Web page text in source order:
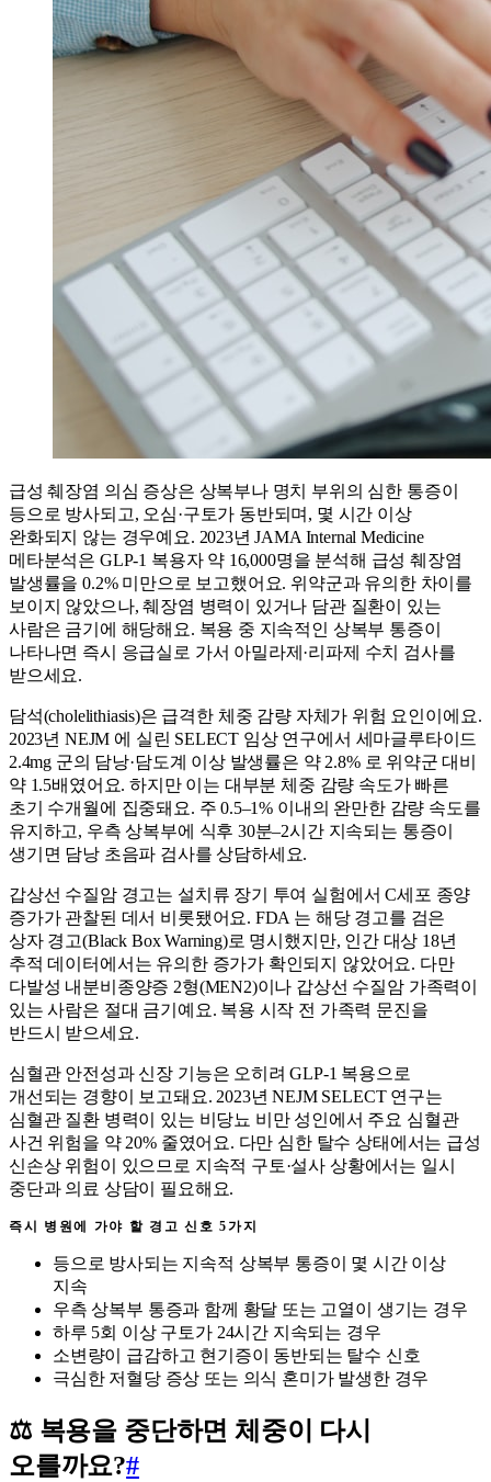
급성 췌장염 의심 증상은 상복부나 명치 부위의 심한 통증이
등으로 방사되고, 오심·구토가 동반되며, 몇 시간 이상
완화되지 않는 경우예요. 2023년 JAMA Internal Medicine
메타분석은 GLP-1 복용자 약 16,000명을 분석해 급성 췌장염
발생률을 0.2% 미만으로 보고했어요. 위약군과 유의한 차이를
보이지 않았으나, 췌장염 병력이 있거나 담관 질환이 있는
사람은 금기에 해당해요. 복용 중 지속적인 상복부 통증이
나타나면 즉시 응급실로 가서 아밀라제·리파제 수치 검사를
받으세요.
담석(cholelithiasis)은 급격한 체중 감량 자체가 위험 요인이에요.
2023년 NEJM 에 실린 SELECT 임상 연구에서 세마글루타이드
2.4mg 군의 담낭·담도계 이상 발생률은 약 2.8% 로 위약군 대비
약 1.5배였어요. 하지만 이는 대부분 체중 감량 속도가 빠른
초기 수개월에 집중돼요. 주 0.5–1% 이내의 완만한 감량 속도를
유지하고, 우측 상복부에 식후 30분–2시간 지속되는 통증이
생기면 담낭 초음파 검사를 상담하세요.
갑상선 수질암 경고는 설치류 장기 투여 실험에서 C세포 종양
증가가 관찰된 데서 비롯됐어요. FDA 는 해당 경고를 검은
상자 경고(Black Box Warning)로 명시했지만, 인간 대상 18년
추적 데이터에서는 유의한 증가가 확인되지 않았어요. 다만
다발성 내분비종양증 2형(MEN2)이나 갑상선 수질암 가족력이
있는 사람은 절대 금기예요. 복용 시작 전 가족력 문진을
반드시 받으세요.
심혈관 안전성과 신장 기능은 오히려 GLP-1 복용으로
개선되는 경향이 보고돼요. 2023년 NEJM SELECT 연구는
심혈관 질환 병력이 있는 비당뇨 비만 성인에서 주요 심혈관
사건 위험을 약 20% 줄였어요. 다만 심한 탈수 상태에서는 급성
신손상 위험이 있으므로 지속적 구토·설사 상황에서는 일시
중단과 의료 상담이 필요해요.
즉시 병원에 가야 할 경고 신호 5가지
등으로 방사되는 지속적 상복부 통증이 몇 시간 이상
지속
우측 상복부 통증과 함께 황달 또는 고열이 생기는 경우
하루 5회 이상 구토가 24시간 지속되는 경우
소변량이 급감하고 현기증이 동반되는 탈수 신호
극심한 저혈당 증상 또는 의식 혼미가 발생한 경우
⚖️ 복용을 중단하면 체중이 다시
오를까요?#